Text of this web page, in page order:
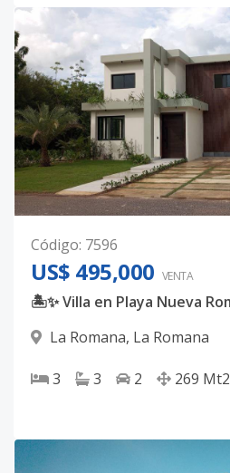
Código: 7596
US$ 495,000 VENTA
La Romana, La Romana
3 3 2 269 Mt2